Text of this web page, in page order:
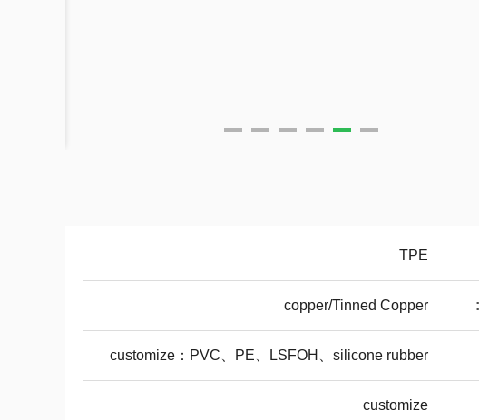
TPE
copper/Tinned Copper
customize：PVC、PE、LSFOH、silicone rubber
customize